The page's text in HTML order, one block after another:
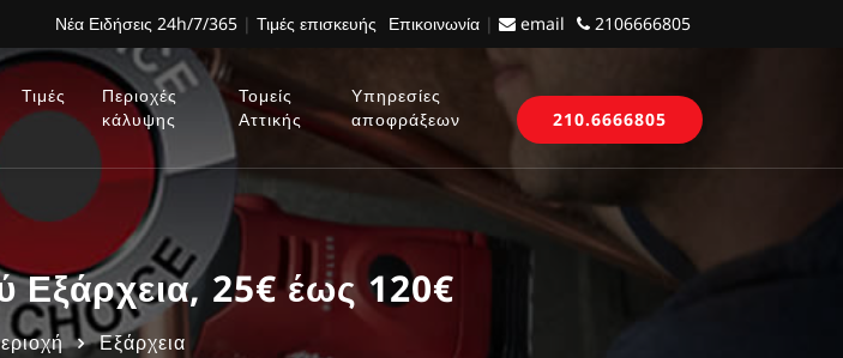
Νέα Ειδήσεις 24h/7/365 | Τιμές επισκευής Επικοινωνία | email 2106666805
Τιμές
Περιοχές
κάλυψης
Τομείς
Αττικής
Υπηρεσίες
αποφράξεων
210.6666805
Εξάρχεια, 25€ έως 120€
Εξάρχεια